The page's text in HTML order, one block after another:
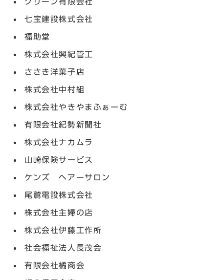
七宝建設株式会社
福助堂
株式会社興紀管工
ささき洋菓子店
株式会社中村組
株式会社やきやまふぁーむ
有限会社紀勢新聞社
株式会社ナカムラ
山崎保険サービス
ケンズ ヘアーサロン
尾鷲電設株式会社
株式会社主婦の店
株式会社伊藤工作所
社会福祉法人長茂会
有限会社橘商会